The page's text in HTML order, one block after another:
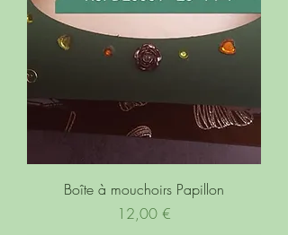
Boîte à mouchoirs Papillon
Prix
12,00 €